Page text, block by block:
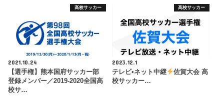
高校サッカー
2021.10.24
【選手権】熊本国府サッカー部
登録メンバー／2019-2020全国高
校サ…
高校サッカー
2023.12.1
テレビ•ネット中継
佐賀大会 高
校サッカー…